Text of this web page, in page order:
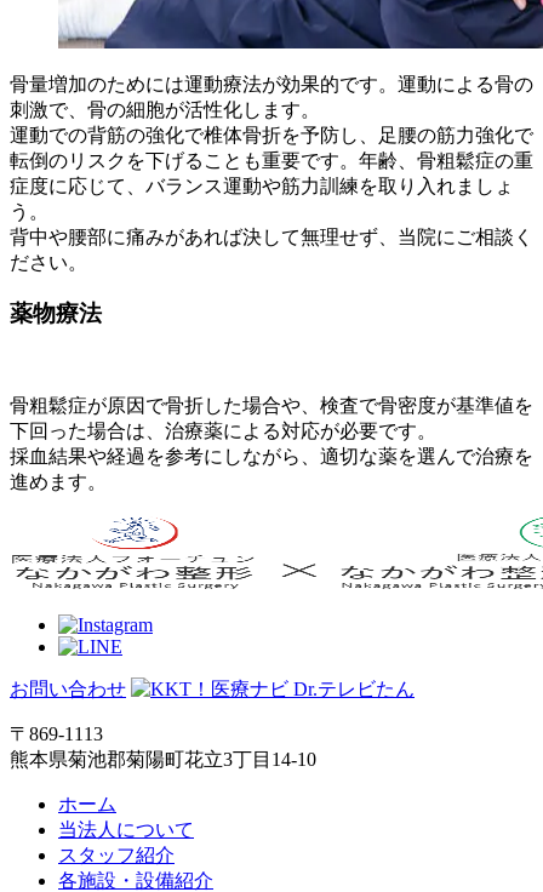
骨量増加のためには運動療法が効果的です。運動による骨の
刺激で、骨の細胞が活性化します。
運動での背筋の強化で椎体骨折を予防し、足腰の筋力強化で
転倒のリスクを下げることも重要です。年齢、骨粗鬆症の重
症度に応じて、バランス運動や筋力訓練を取り入れましょ
う。
背中や腰部に痛みがあれば決して無理せず、当院にご相談く
ださい。
薬物療法
骨粗鬆症が原因で骨折した場合や、検査で骨密度が基準値を
下回った場合は、治療薬による対応が必要です。
採血結果や経過を参考にしながら、適切な薬を選んで治療を
進めます。
お問い合わせ
〒869-1113
熊本県菊池郡菊陽町花立3丁目14-10
ホーム
当法人について
スタッフ紹介
各施設・設備紹介